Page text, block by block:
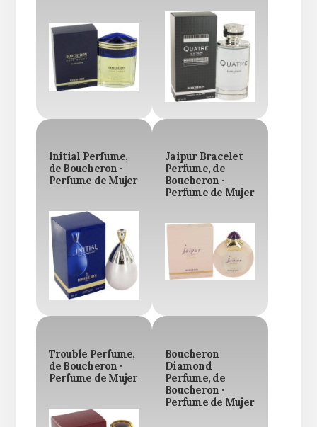
Initial Perfume,
de Boucheron ·
Perfume de Mujer
Jaipur Bracelet
Perfume, de
Boucheron ·
Perfume de Mujer
Trouble Perfume,
de Boucheron ·
Perfume de Mujer
Boucheron
Diamond
Perfume, de
Boucheron ·
Perfume de Mujer